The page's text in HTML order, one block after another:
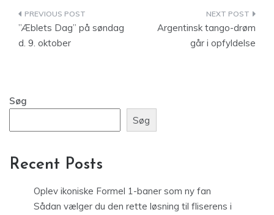
Indlægsnavigation
”Æblets Dag” på søndag
d. 9. oktober
Argentinsk tango-drøm
går i opfyldelse
Søg
Søg
Recent Posts
Oplev ikoniske Formel 1-baner som ny fan
Sådan vælger du den rette løsning til fliserens i